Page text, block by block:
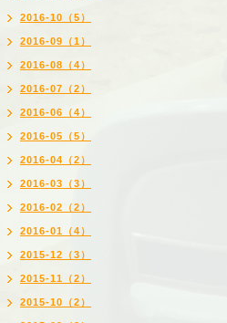
2016-10（5）
2016-09（1）
2016-08（4）
2016-07（2）
2016-06（4）
2016-05（5）
2016-04（2）
2016-03（3）
2016-02（2）
2016-01（4）
2015-12（3）
2015-11（2）
2015-10（2）